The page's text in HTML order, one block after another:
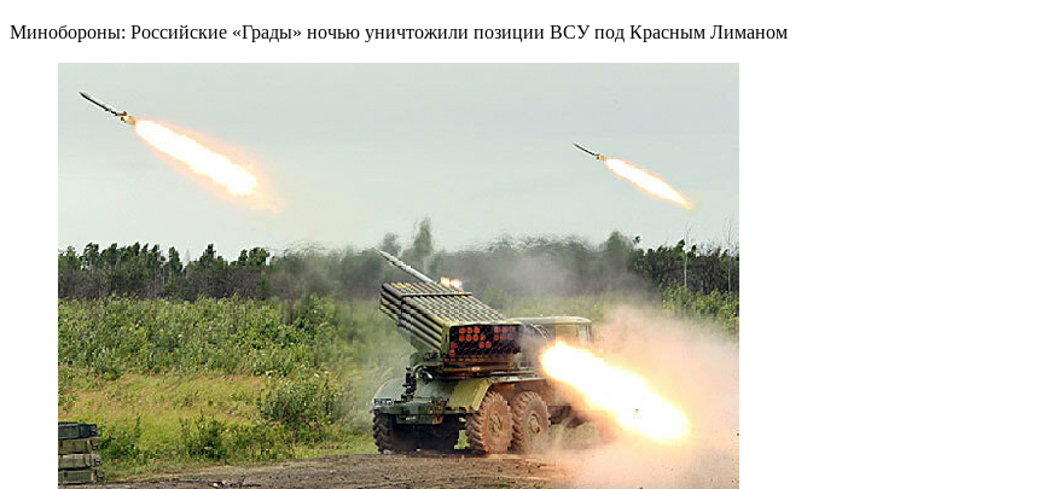
Минобороны: Российские «Грады» ночью уничтожили позиции ВСУ под Красным Лиманом